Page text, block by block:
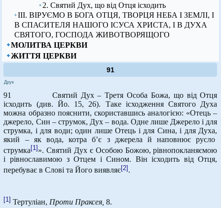
2. Святий Дух, що від Отця ісходить
ІІІ. ВІРУЄМО В БОГА ОТЦЯ, ТВОРЦЯ НЕБА І ЗЕМЛІ, І
В СПАСИТЕЛЯ НАШОГО ІСУСА ХРИСТА, І В ДУХА
СВЯТОГО, ГОСПОДА ЖИВОТВОРЯЩОГО
МОЛИТВА ЦЕРКВИ
ЖИТТЯ ЦЕРКВИ
91
Друк
91 Святий Дух – Третя Особа Божа, що від Отця
ісходить (див. Йо. 15, 26). Таке ісходження Святого Духа
можна образно пояснити, скориставшись аналогією: «Отець –
джерело, Син – струмок, Дух – вода. Одне лише Джерело і для
струмка, і для води; один лише Отець і для Сина, і для Духа,
який – як вода, котра б’є з джерела й наповнює русло
струмка [1] ». Святий Дух є Особою Божою, рівнопокланяємою
і рівнославимою з Отцем і Сином. Він ісходить від Отця,
перебуває в Слові та Його виявляє[2].
[1] Тертуліан, Проти Праксея,8.